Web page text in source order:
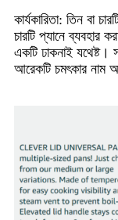
কার্যকারিতা: তিন বা
চারটি প্যানে ব্যবহার
একটি ঢাকনাই
আরেকটি চমৎকার নাম